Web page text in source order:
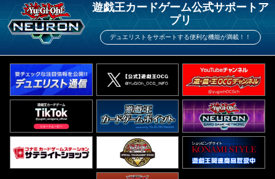
遊戯王カードゲーム公式サポートア
プリ
デュエリストをサポートする便利な機能が満載！！